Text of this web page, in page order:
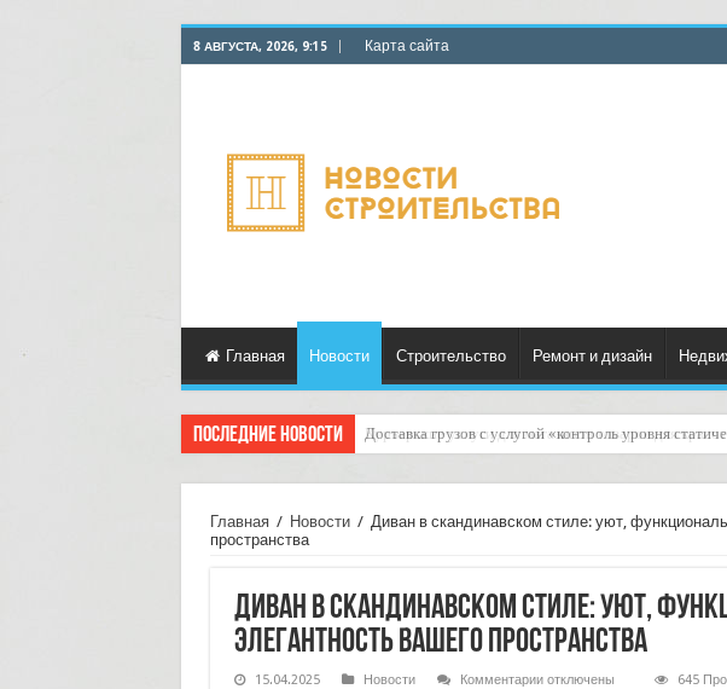
8 АВГУСТА, 2026, 9:15 Карта сайта
Главная Новости Строительство Ремонт и дизайн
Последние новости Курьерские услуги для магазинов товаров для
Главная / Новости / Диван в скандинавском стиле: уют,
пространства
Диван в скандинавском стиле: уют,
элегантность вашего пространства
15.04.2025 Новости Комментариикотключены 645